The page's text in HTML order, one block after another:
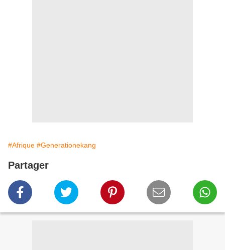
#Afrique #Generationekang
Partager